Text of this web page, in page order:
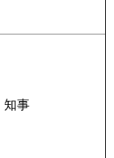
知事